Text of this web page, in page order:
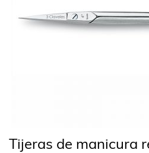
Tijeras de manicura